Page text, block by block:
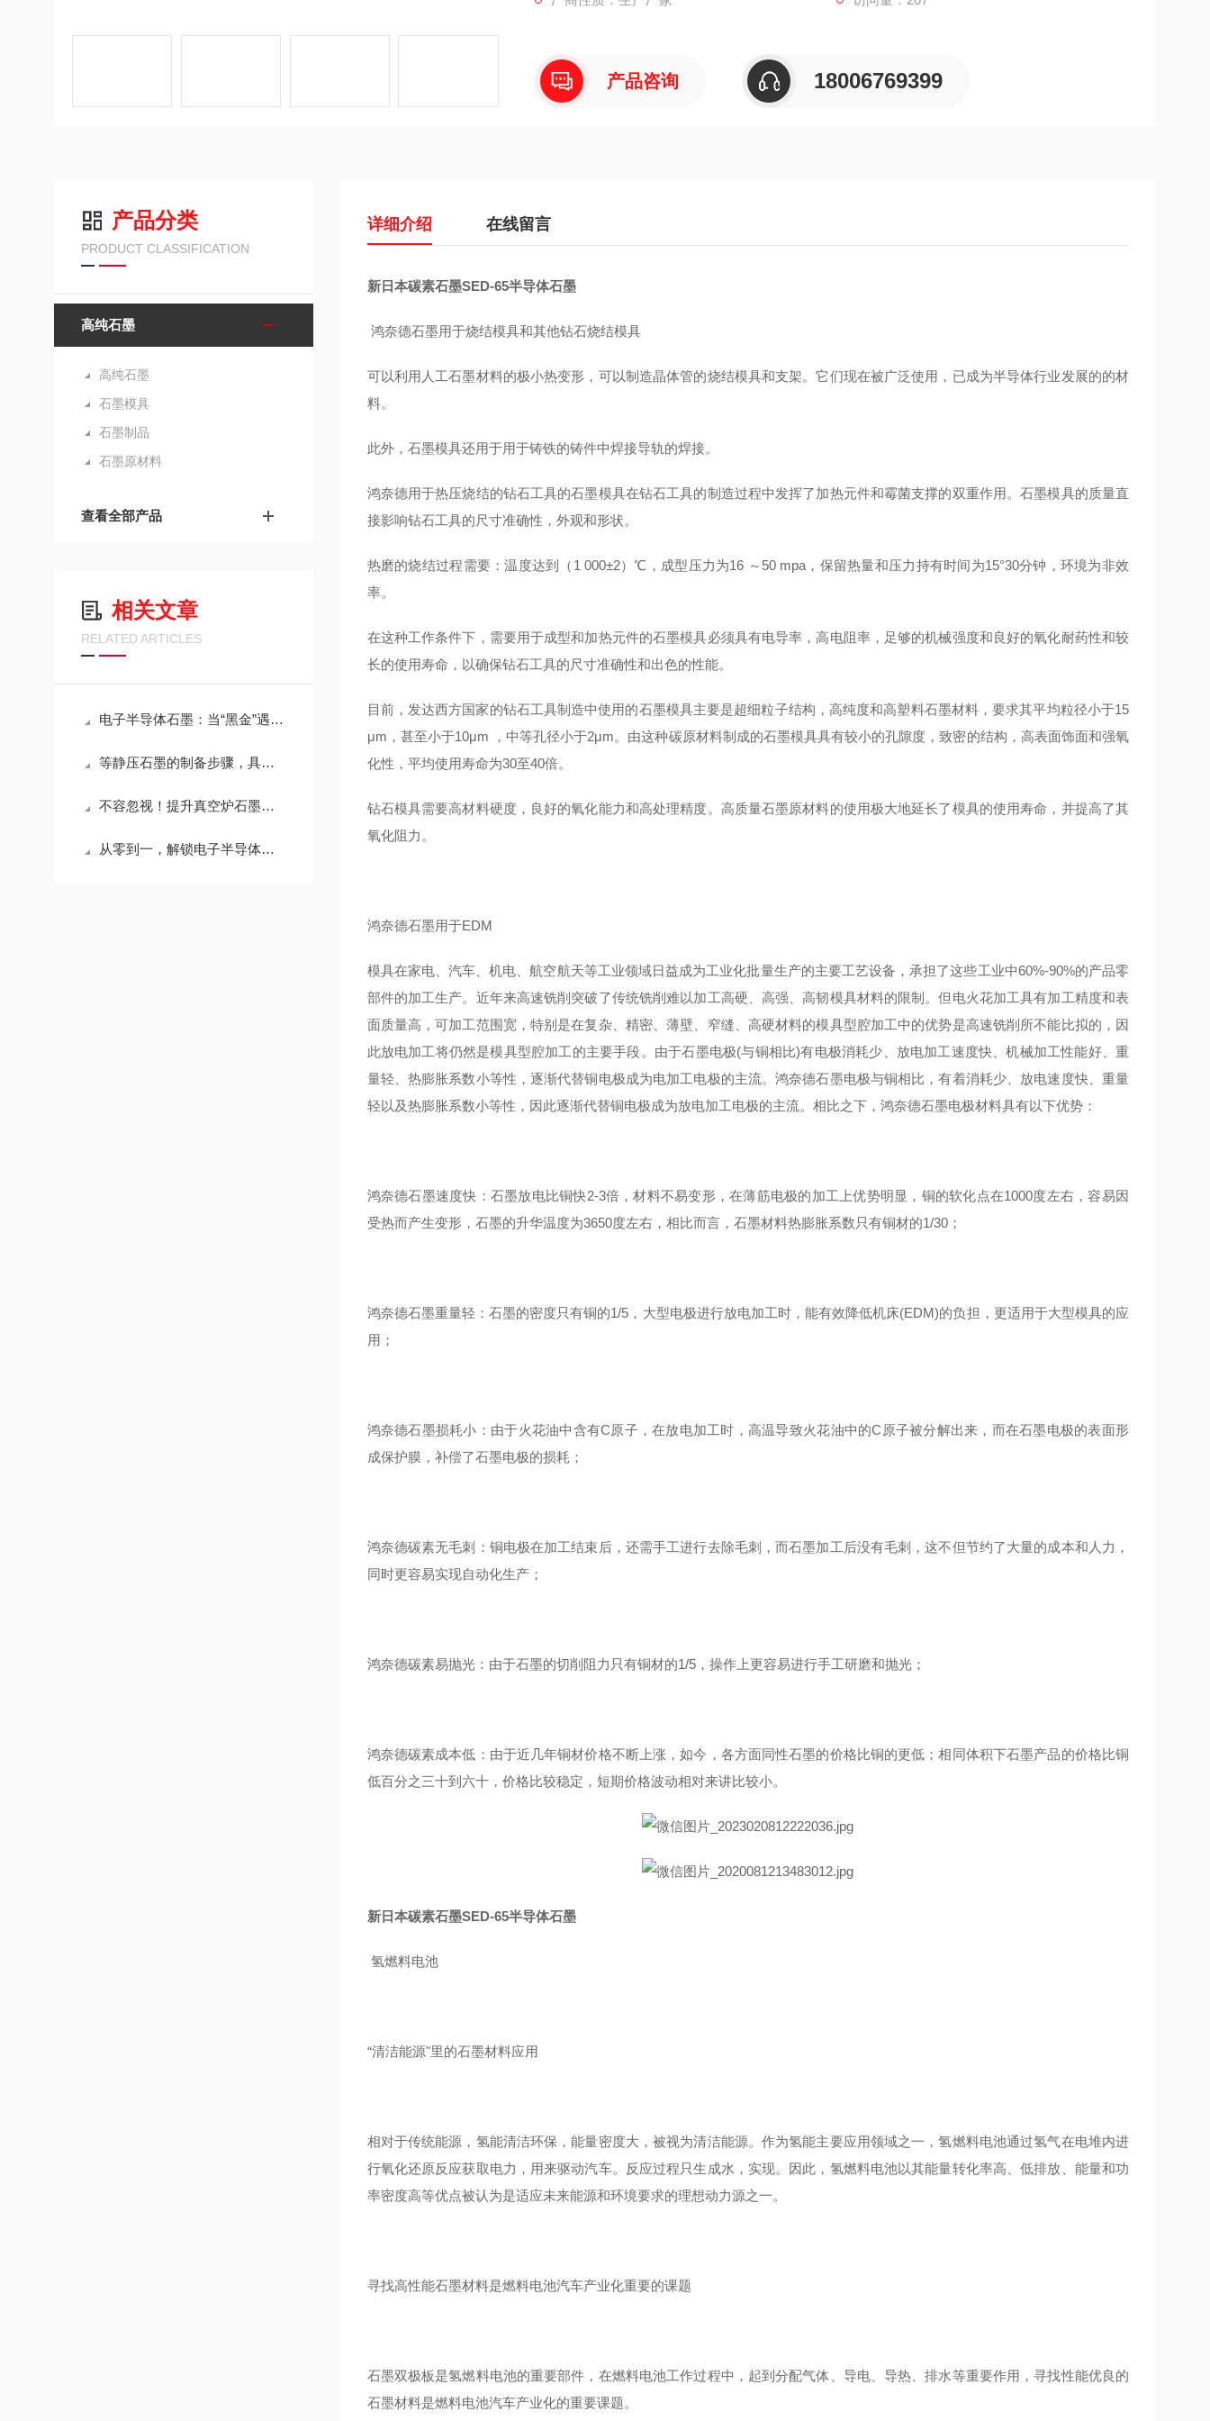
产品咨询 18006769399
产品分类
PRODUCT CLASSIFICATION
高纯石墨
高纯石墨
石墨模具
石墨制品
石墨原材料
查看全部产品
相关文章
RELATED ARTICLES
电子半导体石墨：当“黑金”遇见精密制造
等静压石墨的制备步骤，具体如下！
不容忽视！提升真空炉石墨模具效率的存放方法！
从零到一，解锁电子半导体石墨的五大特性
详细介绍 在线留言
新日本碳素石墨SED-65半导体石墨
鸿奈德石墨用于烧结模具和其他钻石烧结模具
可以利用人工石墨材料的极小热变形，可以制造晶体管的烧结模具和支架。它们现在被广泛使用，已成为半导体行业发展的的材
料。
此外，石墨模具还用于用于铸铁的铸件中焊接导轨的焊接。
鸿奈德用于热压烧结的钻石工具的石墨模具在钻石工具的制造过程中发挥了加热元件和霉菌支撑的双重作用。石墨模具的质量直
接影响钻石工具的尺寸准确性，外观和形状。
热磨的烧结过程需要：温度达到（1 000±2）℃，成型压力为16 ～50 mpa，保留热量和压力持有时间为15°30分钟，环境为非效
率。
在这种工作条件下，需要用于成型和加热元件的石墨模具必须具有电导率，高电阻率，足够的机械强度和良好的氧化耐药性和较
长的使用寿命，以确保钻石工具的尺寸准确性和出色的性能。
目前，发达西方国家的钻石工具制造中使用的石墨模具主要是超细粒子结构，高纯度和高塑料石墨材料，要求其平均粒径小于15
μm，甚至小于10μm ，中等孔径小于2μm。由这种碳原材料制成的石墨模具具有较小的孔隙度，致密的结构，高表面饰面和强氧
化性，平均使用寿命为30至40倍。
钻石模具需要高材料硬度，良好的氧化能力和高处理精度。高质量石墨原材料的使用极大地延长了模具的使用寿命，并提高了其
氧化阻力。
鸿奈德石墨用于EDM
模具在家电、汽车、机电、航空航天等工业领域日益成为工业化批量生产的主要工艺设备，承担了这些工业中60%-90%的产品零
部件的加工生产。近年来高速铣削突破了传统铣削难以加工高硬、高强、高韧模具材料的限制。但电火花加工具有加工精度和表
面质量高，可加工范围宽，特别是在复杂、精密、薄壁、窄缝、高硬材料的模具型腔加工中的优势是高速铣削所不能比拟的，因
此放电加工将仍然是模具型腔加工的主要手段。由于石墨电极(与铜相比)有电极消耗少、放电加工速度快、机械加工性能好、重
量轻、热膨胀系数小等性，逐渐代替铜电极成为电加工电极的主流。鸿奈德石墨电极与铜相比，有着消耗少、放电速度快、重量
轻以及热膨胀系数小等性，因此逐渐代替铜电极成为放电加工电极的主流。相比之下，鸿奈德石墨电极材料具有以下优势：
鸿奈德石墨速度快：石墨放电比铜快2-3倍，材料不易变形，在薄筋电极的加工上优势明显，铜的软化点在1000度左右，容易因
受热而产生变形，石墨的升华温度为3650度左右，相比而言，石墨材料热膨胀系数只有铜材的1/30；
鸿奈德石墨重量轻：石墨的密度只有铜的1/5，大型电极进行放电加工时，能有效降低机床(EDM)的负担，更适用于大型模具的应
用；
鸿奈德石墨损耗小：由于火花油中含有C原子，在放电加工时，高温导致火花油中的C原子被分解出来，而在石墨电极的表面形
成保护膜，补偿了石墨电极的损耗；
鸿奈德碳素无毛刺：铜电极在加工结束后，还需手工进行去除毛刺，而石墨加工后没有毛刺，这不但节约了大量的成本和人力，
同时更容易实现自动化生产；
鸿奈德碳素易抛光：由于石墨的切削阻力只有铜材的1/5，操作上更容易进行手工研磨和抛光；
鸿奈德碳素成本低：由于近几年铜材价格不断上涨，如今，各方面同性石墨的价格比铜的更低；相同体积下石墨产品的价格比铜
低百分之三十到六十，价格比较稳定，短期价格波动相对来讲比较小。
新日本碳素石墨SED-65半导体石墨
氢燃料电池
“清洁能源"里的石墨材料应用
相对于传统能源，氢能清洁环保，能量密度大，被视为清洁能源。作为氢能主要应用领域之一，氢燃料电池通过氢气在电堆内进
行氧化还原反应获取电力，用来驱动汽车。反应过程只生成水，实现。因此，氢燃料电池以其能量转化率高、低排放、能量和功
率密度高等优点被认为是适应未来能源和环境要求的理想动力源之一。
寻找高性能石墨材料是燃料电池汽车产业化重要的课题
石墨双极板是氢燃料电池的重要部件，在燃料电池工作过程中，起到分配气体、导电、导热、排水等重要作用，寻找性能优良的
石墨材料是燃料电池汽车产业化的重要课题。